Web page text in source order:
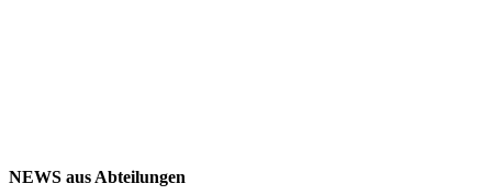
NEWS aus Abteilungen